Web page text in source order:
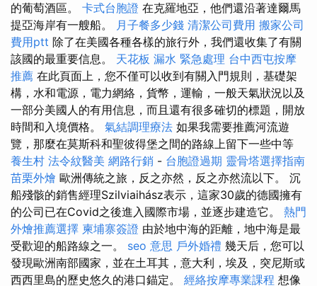
的葡萄酒區。 卡式台胞證 在克羅地亞，他們還沿著達爾馬
提亞海岸有一艘船。 月子餐多少錢 清潔公司費用 搬家公司
費用ptt 除了在美國各種各樣的旅行外，我們還收集了有關
該國的最重要信息。 天花板 漏水 緊急處理 台中西屯按摩
推薦 在此頁面上，您不僅可以收到有關入門規則，基礎架
構，水和電源，電力網絡，貨幣，運輸，一般天氣狀況以及
一部分美國人的有用信息，而且還有很多確切的標題，開放
時間和入境價格。 氣結調理療法 如果我需要推薦河流遊
覽，那麼在莫斯科和聖彼得堡之間的路線上留下一些中等
養生村 法令紋醫美 網路行銷 - 台胞證過期 靈骨塔選擇指南
苗栗外燴 歐洲傳統之旅，反之亦然，反之亦然流以下。 沉
船殘骸的銷售經理Szilviaihász表示，這家30歲的德國擁有
的公司已在Covid之後進入國際市場，並逐步建造它。 熱門
外燴推薦選擇 柬埔寨簽證 由於地中海的距離，地中海是最
受歡迎的船路線之一。 seo 意思 戶外婚禮 幾天后，您可以
發現歐洲南部國家，並在土耳其，意大利，埃及，突尼斯或
西西里島的歷史悠久的港口錨定。 經絡按摩專業課程 想像